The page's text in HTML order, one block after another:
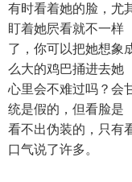
有时看着她的脸，尤
盯着她屄看就不一样
了，你可以把她想象
么大的鸡巴捅进去她
心里会不难过吗？会
统是假的，但看脸是
看不出伪装的，只有
口气说了许多。